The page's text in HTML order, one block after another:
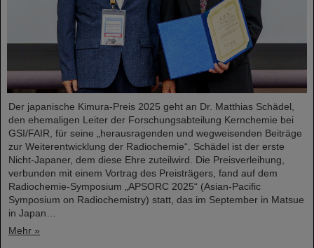
Der japanische Kimura-Preis 2025 geht an Dr. Matthias Schädel,
den ehemaligen Leiter der Forschungsabteilung Kernchemie bei
GSI/FAIR, für seine „herausragenden und wegweisenden Beiträge
zur Weiterentwicklung der Radiochemie“. Schädel ist der erste
Nicht-Japaner, dem diese Ehre zuteilwird. Die Preisverleihung,
verbunden mit einem Vortrag des Preisträgers, fand auf dem
Radiochemie-Symposium „APSORC 2025“ (Asian-Pacific
Symposium on Radiochemistry) statt, das im September in Matsue
in Japan…
Mehr »